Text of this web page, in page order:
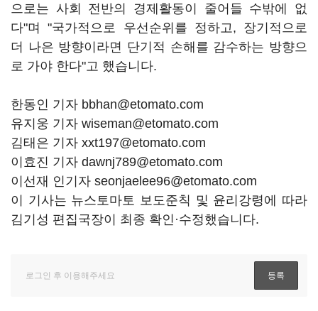
으로는 사회 전반의 경제활동이 줄어들 수밖에 없
다"며 "국가적으로 우선순위를 정하고, 장기적으로
더 나은 방향이라면 단기적 손해를 감수하는 방향으
로 가야 한다"고 했습니다.
한동인 기자 bbhan@etomato.com
유지웅 기자 wiseman@etomato.com
김태은 기자 xxt197@etomato.com
이효진 기자 dawnj789@etomato.com
이선재 인기자 seonjaelee96@etomato.com
이 기사는 뉴스토마토 보도준칙 및 윤리강령에 따라
김기성 편집국장이 최종 확인·수정했습니다.